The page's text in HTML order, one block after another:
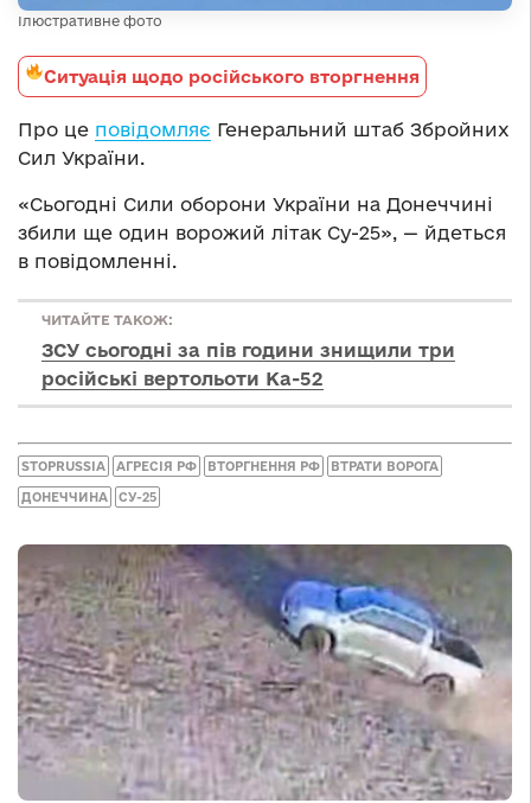
Ілюстративне фото
Ситуація щодо російського вторгнення
Про це повідомляє Генеральний штаб Збройних
Сил України.
«Сьогодні Сили оборони України на Донеччині
збили ще один ворожий літак Су-25», — йдеться
в повідомленні.
ЧИТАЙТЕ ТАКОЖ:
ЗСУ сьогодні за пів години знищили три
російські вертольоти Ка-52
STOPRUSSIA АГРЕСІЯ РФ ВТОРГНЕННЯ РФ ВТРАТИ ВОРОГА
ДОНЕЧЧИНА СУ-25